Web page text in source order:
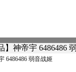
6486486 弱音战姬